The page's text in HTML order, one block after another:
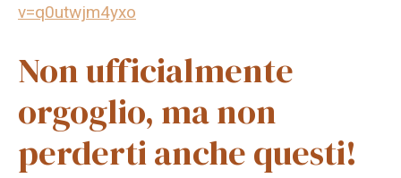
v=q0utwjm4yxo
Non ufficialmente
orgoglio, ma non
perderti anche questi!